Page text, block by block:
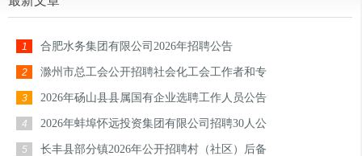
1 合肥水务集团有限公司2026年招聘公告
2 滁州市总工会公开招聘社会化工会工作者和专
3 2026年砀山县县属国有企业选聘工作人员公告
4 2026年蚌埠怀远投资集团有限公司招聘30人公
5 长丰县部分镇2026年公开招聘村（社区）后备